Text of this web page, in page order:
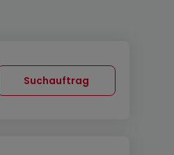
Suchauftrag